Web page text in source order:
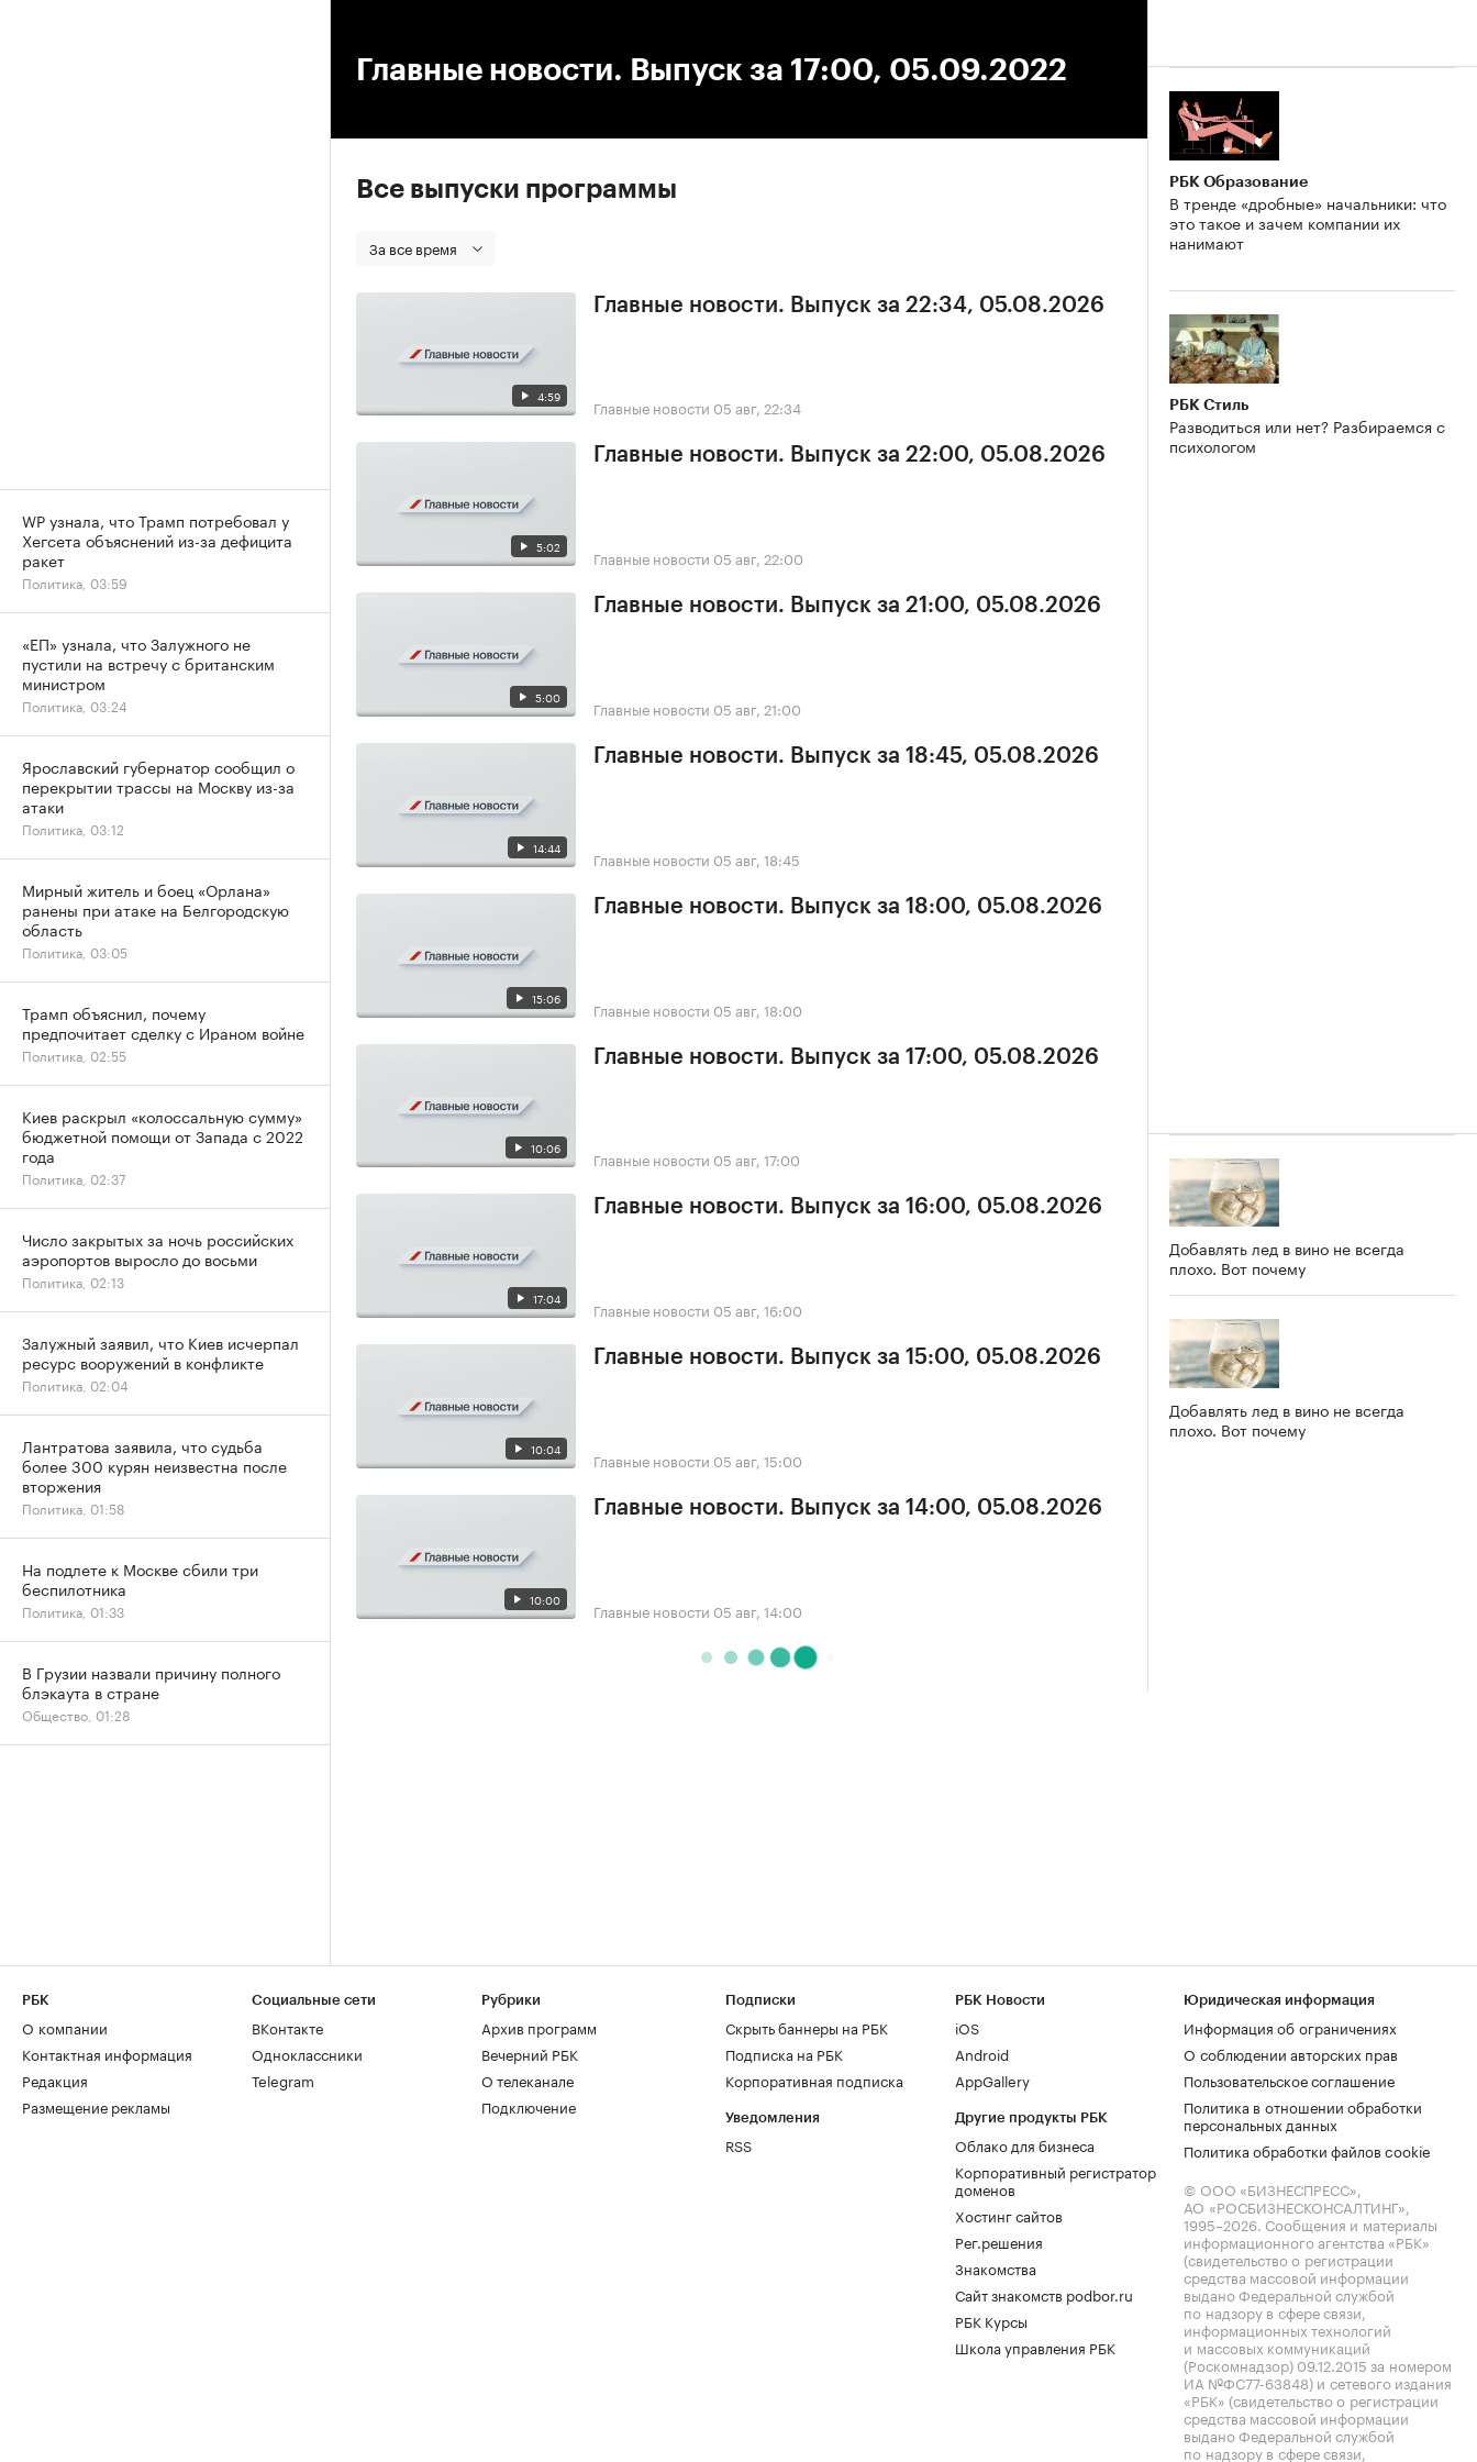
Главные новости. Выпуск за 17:00, 05.09.2022
Все выпуски программы
За все время
4:59
Главные новости. Выпуск за 22:34, 05.08.2026
Главные новости 05 авг, 22:34
5:02
Главные новости. Выпуск за 22:00, 05.08.2026
Главные новости 05 авг, 22:00
5:00
Главные новости. Выпуск за 21:00, 05.08.2026
Главные новости 05 авг, 21:00
14:44
Главные новости. Выпуск за 18:45, 05.08.2026
Главные новости 05 авг, 18:45
15:06
Главные новости. Выпуск за 18:00, 05.08.2026
Главные новости 05 авг, 18:00
10:06
Главные новости. Выпуск за 17:00, 05.08.2026
Главные новости 05 авг, 17:00
17:04
Главные новости. Выпуск за 16:00, 05.08.2026
Главные новости 05 авг, 16:00
10:04
Главные новости. Выпуск за 15:00, 05.08.2026
Главные новости 05 авг, 15:00
10:00
Главные новости. Выпуск за 14:00, 05.08.2026
Главные новости 05 авг, 14:00
РБК Образование
В тренде «дробные» начальники: что
это такое и зачем компании их
нанимают
РБК Стиль
Разводиться или нет? Разбираемся с
психологом
Добавлять лед в вино не всегда
плохо. Вот почему
Добавлять лед в вино не всегда
плохо. Вот почему
WP узнала, что Трамп потребовал у
Хегсета объяснений из-за дефицита
ракет
Политика, 03:59
«ЕП» узнала, что Залужного не
пустили на встречу с британским
министром
Политика, 03:24
Ярославский губернатор сообщил о
перекрытии трассы на Москву из-за
атаки
Политика, 03:12
Мирный житель и боец «Орлана»
ранены при атаке на Белгородскую
область
Политика, 03:05
Трамп объяснил, почему
предпочитает сделку с Ираном войне
Политика, 02:55
Киев раскрыл «колоссальную сумму»
бюджетной помощи от Запада с 2022
года
Политика, 02:37
Число закрытых за ночь российских
аэропортов выросло до восьми
Политика, 02:13
Залужный заявил, что Киев исчерпал
ресурс вооружений в конфликте
Политика, 02:04
Лантратова заявила, что судьба
более 300 курян неизвестна после
вторжения
Политика, 01:58
На подлете к Москве сбили три
беспилотника
Политика, 01:33
В Грузии назвали причину полного
блэкаута в стране
Общество, 01:28
РБК
О компании
Контактная информация
Редакция
Размещение рекламы
Социальные сети
ВКонтакте
Одноклассники
Telegram
Рубрики
Архив программ
Вечерний РБК
О телеканале
Подключение
Подписки
Скрыть баннеры на РБК
Подписка на РБК
Корпоративная подписка
Уведомления
RSS
РБК Новости
iOS
Android
AppGallery
Другие продукты РБК
Облако для бизнеса
Корпоративный регистратор
доменов
Хостинг сайтов
Рег.решения
Знакомства
Сайт знакомств podbor.ru
РБК Курсы
Школа управления РБК
Юридическая информация
Информация об ограничениях
О соблюдении авторских прав
Пользовательское соглашение
Политика в отношении обработки
персональных данных
Политика обработки файлов cookie
© ООО «БИЗНЕСПРЕСС»,
АО «РОСБИЗНЕСКОНСАЛТИНГ»,
1995–2026. Сообщения и материалы
информационного агентства «РБК»
(свидетельство о регистрации
средства массовой информации
выдано Федеральной службой
по надзору в сфере связи,
информационных технологий
и массовых коммуникаций
(Роскомнадзор) 09.12.2015 за номером
ИА №ФС77-63848) и сетевого издания
«РБК» (свидетельство о регистрации
средства массовой информации
выдано Федеральной службой
по надзору в сфере связи,